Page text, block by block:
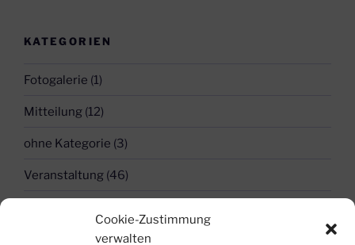
Cookie-Zustimmung
verwalten
KATEGORIEN
Fotogalerie (1)
Mitteilung (12)
ohne Kategorie (3)
Veranstaltung (46)
FREUNDESKREIS BOTANISCHER GARTEN AM